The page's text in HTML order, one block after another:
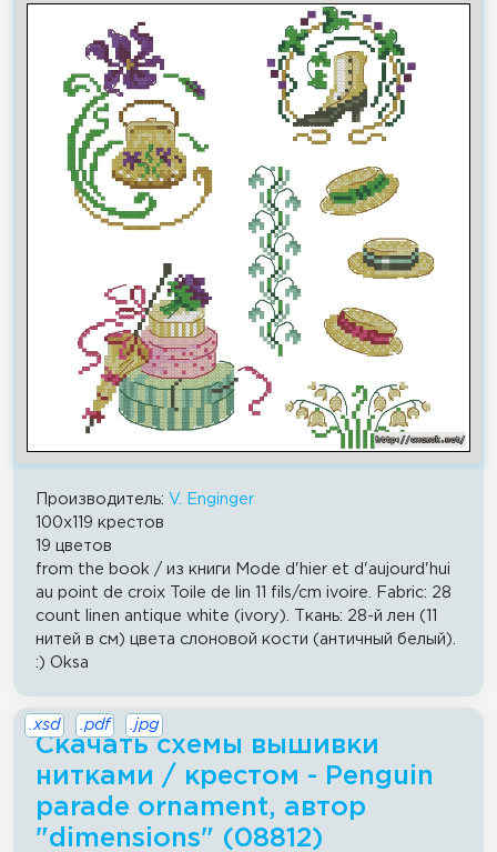
Производитель: V. Enginger
100x119 крестов
19 цветов
from the book / из книги Mode d'hier et d'aujourd'hui
au point de croix Toile de lin 11 fils/cm ivoire. Fabric: 28
count linen antique white (ivory). Ткань: 28-й лен (11
нитей в см) цвета слоновой кости (античный белый).
:) Oksa
Скачать схемы вышивки
нитками / крестом - Penguin
parade ornament, автор
"dimensions" (08812)
.xsd .pdf .jpg